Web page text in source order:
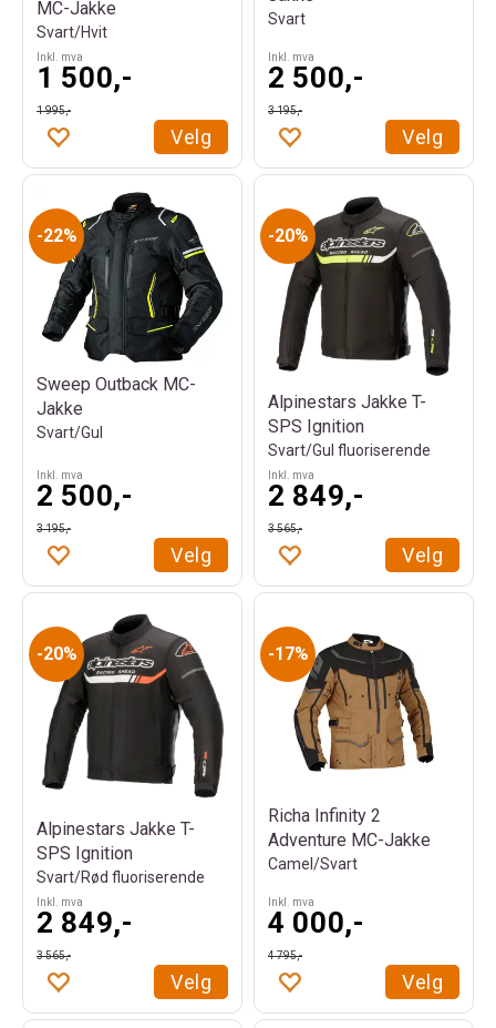
MC-Jakke
Svart/Hvit
Inkl. mva
1 500,-
1 995,-
Velg
Svart
Inkl. mva
2 500,-
3 195,-
Velg
22%
Sweep Outback MC-
Jakke
Svart/Gul
Inkl. mva
2 500,-
3 195,-
Velg
20%
Alpinestars Jakke T-
SPS Ignition
Svart/Gul fluoriserende
Inkl. mva
2 849,-
3 565,-
Velg
20%
Alpinestars Jakke T-
SPS Ignition
Svart/Rød fluoriserende
Inkl. mva
2 849,-
3 565,-
Velg
17%
Richa Infinity 2
Adventure MC-Jakke
Camel/Svart
Inkl. mva
4 000,-
4 795,-
Velg